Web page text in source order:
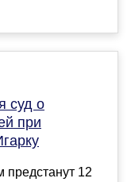
суд о
при
предстанут 12